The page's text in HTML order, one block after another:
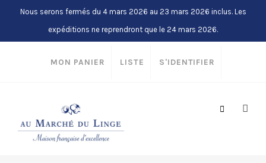
Nous serons fermés du 4 mars 2026 au 23 mars 2026 inclus. Les
expéditions ne reprendront que le 24 mars 2026.
MON PANIER LISTE S'IDENTIFIER